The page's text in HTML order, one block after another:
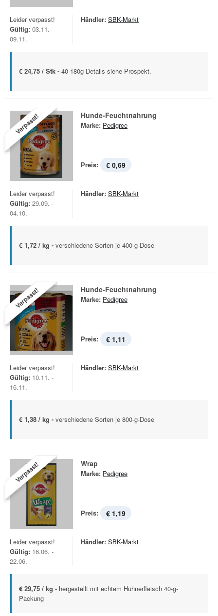
Leider verpasst!
Gültig: 03.11. -
09.11.
Händler: SBK-Markt
€ 24,75 / Stk - 40-180g Details siehe Prospekt.
Verpasst! Hunde-Feuchtnahrung
Marke: Pedigree
Preis: € 0,69
Leider verpasst!
Gültig: 29.09. -
04.10.
Händler: SBK-Markt
€ 1,72 / kg - verschiedene Sorten je 400-g-Dose
Verpasst! Hunde-Feuchtnahrung
Marke: Pedigree
Preis: € 1,11
Leider verpasst!
Gültig: 10.11. -
16.11.
Händler: SBK-Markt
€ 1,38 / kg - verschiedene Sorten je 800-g-Dose
Verpasst! Wrap
Marke: Pedigree
Preis: € 1,19
Leider verpasst!
Gültig: 16.06. -
22.06.
Händler: SBK-Markt
€ 29,75 / kg - hergestellt mit echtem Hühnerfleisch 40-g-
Packung